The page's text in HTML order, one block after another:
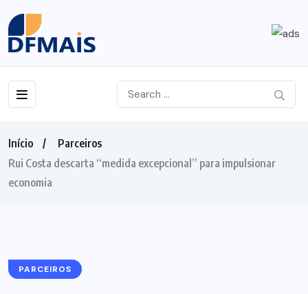
Início
Parceiros
Rui Costa descarta “medida excepcional” para impulsionar
economia
PARCEIROS